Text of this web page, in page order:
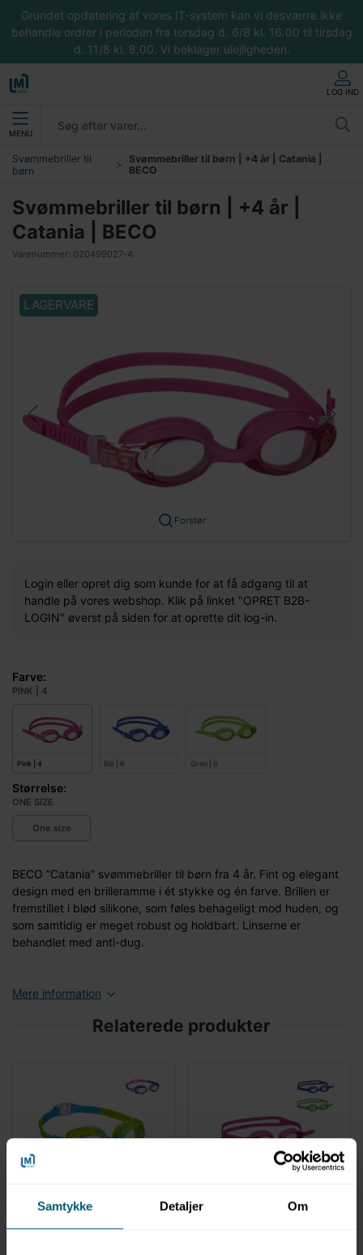
Samtykke Detaljer Om
Grundet opdatering af vores IT-system kan vi desværre ikke
behandle ordrer i perioden fra torsdag d. 6/8 kl. 16.00 til tirsdag
d. 11/8 kl. 8.00. Vi beklager ulejligheden.
LOG IND
MENU
Svømmebriller til
børn
Svømmebriller til børn | +4 år | Catania |
BECO
Svømmebriller til børn | +4 år |
Catania | BECO
Varenummer: 020499027-4
LAGERVARE
Forstør
Login eller opret dig som kunde for at få adgang til at
handle på vores webshop. Klik på linket "OPRET B2B-
LOGIN" øverst på siden for at oprette dit log-in.
Farve:
PINK | 4
Pink | 4 Blå | 6 Grøn | 8
Størrelse:
ONE SIZE
One size
BECO ”Catania” svømmebriller til børn fra 4 år. Fint og elegant
design med en brilleramme i ét stykke og én farve. Brillen er
fremstillet i blød silikone, som føles behageligt mod huden, og
som samtidig er meget robust og holdbart. Linserne er
behandlet med anti-dug.
Mere information
Relaterede produkter
LAGERVARE
Svømmebriller til børn |
Svømmebriller til børn |